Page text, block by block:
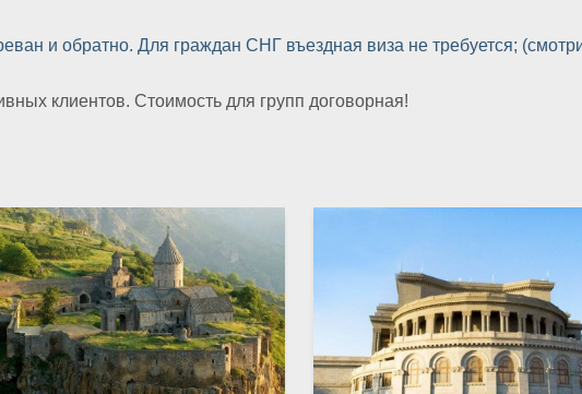
и обратно. Для граждан СНГ въездная виза не требуется;
клиентов. Стоимость для групп договорная!